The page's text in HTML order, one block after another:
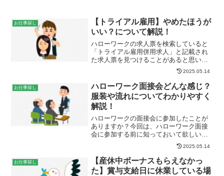
お仕事探し
【トライアル雇用】やめたほうが
いい？について解説！
ハローワークの求人票を検索していると
「トライアル雇用併用求人」と記載され
た求人票を見つけることがあると思いま
す。今回は、ハローワークのトライアル
雇用制度について解説します。トライア
ル雇用とは？トライアル雇用とは、働い
た経験が少なかったり、知...
2025.05.14
お仕事探し
ハローワーク面接会どんな感じ？
服装や流れについてわかりやすく
解説！
ハローワークの面接会に参加したことが
ありますか？今回は、ハローワーク面接
会に参加する前に知っておいて欲しいこ
とや、当日の服装と流れについて詳しく
解説します。ハローワーク面接会どんな
感じ？ハローワーク面接会とは？ハロー
ワーク面接会とは、複数の...
2025.05.14
お仕事探し
【産休中ボーナスもらえなかっ
た】賞与支給日に休業している場